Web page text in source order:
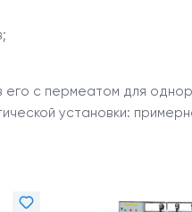
с пермеатом для
установки: